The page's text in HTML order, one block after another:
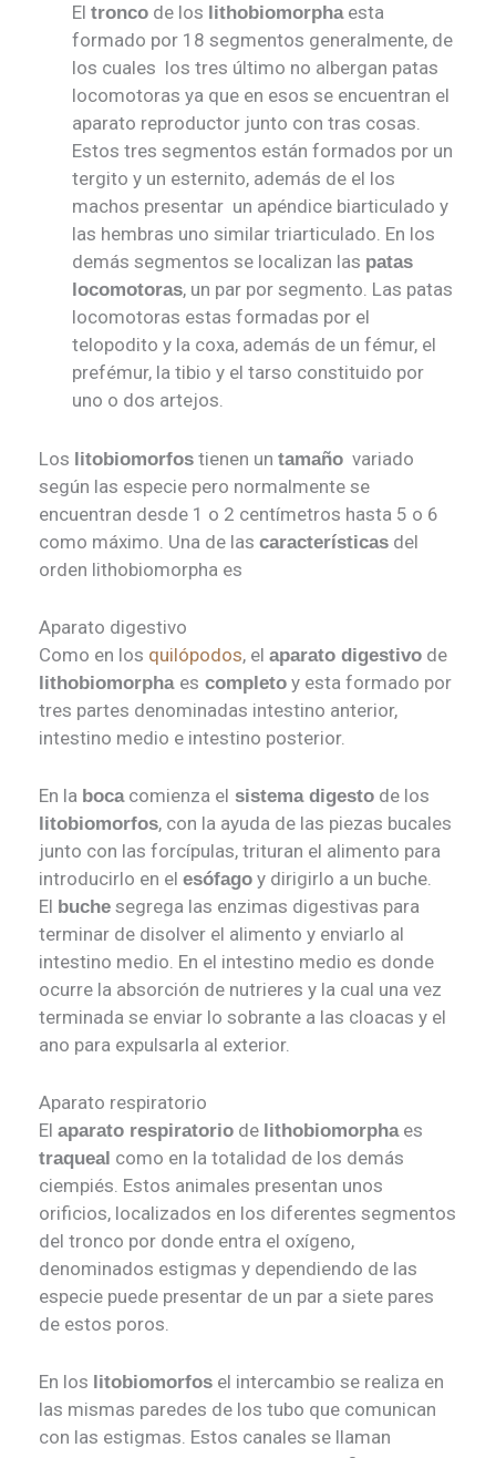
El tronco de los lithobiomorphaesta
formado por 18 segmentos generalmente, de
los cuales los tres último no albergan patas
locomotoras ya que en esos se encuentran el
aparato reproductor junto con tras cosas.
Estos tres segmentos están formados por un
tergito y un esternito, además de el los
machos presentar un apéndice biarticulado y
las hembras uno similar triarticulado. En los
demás segmentos se localizan las patas
locomotoras, un par por segmento. Las patas
locomotoras estas formadas por el
telopodito y la coxa, además de un fémur, el
prefémur, la tibio y el tarso constituido por
uno o dos artejos.
Los litobiomorfos tienen un tamaño variado
según las especie pero normalmente se
encuentran desde 1 o 2 centímetros hasta 5 o 6
como máximo. Una de las características del
orden lithobiomorpha es
Aparato digestivo
Como en los quilópodos, el aparato digestivo de
lithobiomorpha es completo y esta formado por
tres partes denominadas intestino anterior,
intestino medio e intestino posterior.
En la bocacomienza el sistema digesto de los
litobiomorfos, con la ayuda de las piezas bucales
junto con las forcípulas, trituran el alimento para
introducirlo en el esófago y dirigirlo a un buche.
El buche segrega las enzimas digestivas para
terminar de disolver el alimento y enviarlo al
intestino medio. En el intestino medio es donde
ocurre la absorción de nutrieres y la cual una vez
terminada se enviar lo sobrante a las cloacas y el
ano para expulsarla al exterior.
Aparato respiratorio
El aparato respiratorio de lithobiomorphaes
traqueal como en la totalidad de los demás
ciempiés. Estos animales presentan unos
orificios, localizados en los diferentes segmentos
del tronco por donde entra el oxígeno,
denominados estigmas y dependiendo de las
especie puede presentar de un par a siete pares
de estos poros.
En los litobiomorfos el intercambio se realiza en
las mismas paredes de los tubo que comunican
con las estigmas. Estos canales se llaman